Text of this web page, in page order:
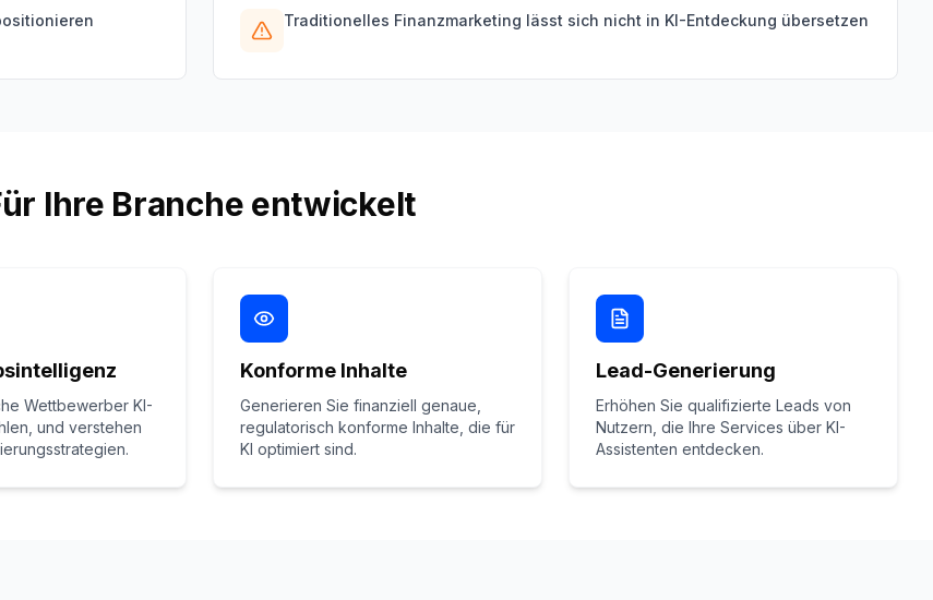
Traditionelles Finanzmarketing lässt sich nicht in KI-Entdeckung übersetzen
Ihre Branche entwickelt
Wettbewerber KI-
und verstehen
Konforme Inhalte
Generieren Sie finanziell genaue,
regulatorisch konforme Inhalte, die für
KI optimiert sind.
Lead-Generierung
Erhöhen Sie qualifizierte Leads von
Nutzern, die Ihre Services über KI-
Assistenten entdecken.